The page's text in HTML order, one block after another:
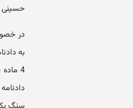
در
دادنامه شماره 89/934 مبادرت به